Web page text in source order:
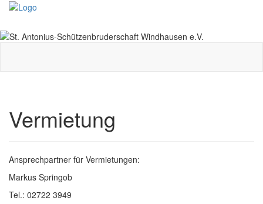
Vermietung
Ansprechpartner für Vermietungen:
Markus Springob
Tel.: 02722 3949